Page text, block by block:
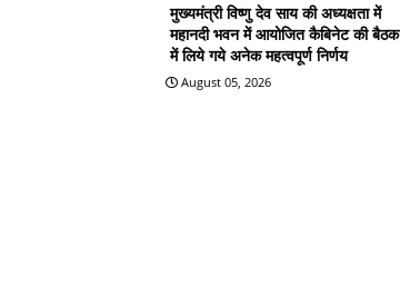
मुख्यमंत्री विष्णु देव साय की अध्यक्षता में
महानदी भवन में आयोजित कैबिनेट की बैठक
में लिये गये अनेक महत्वपूर्ण निर्णय
August 05, 2026